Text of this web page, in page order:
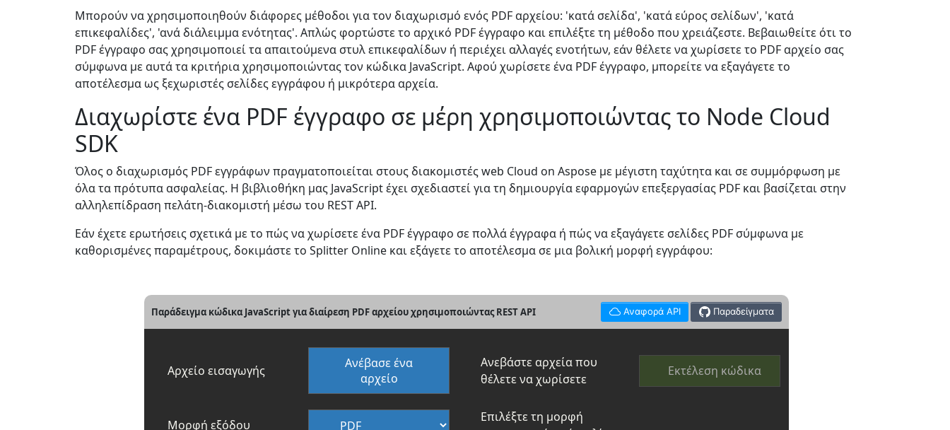
Μπορούν να χρησιμοποιηθούν διάφορες μέθοδοι για τον διαχωρισμό ενός PDF αρχείου: 'κατά σελίδα', 'κατά εύρος σελίδων', 'κατά
επικεφαλίδες', 'ανά διάλειμμα ενότητας'. Απλώς φορτώστε το αρχικό PDF έγγραφο και επιλέξτε τη μέθοδο που χρειάζεστε. Βεβαιωθείτε ότι το
PDF έγγραφο σας χρησιμοποιεί τα απαιτούμενα στυλ επικεφαλίδων ή περιέχει αλλαγές ενοτήτων, εάν θέλετε να χωρίσετε το PDF αρχείο σας
σύμφωνα με αυτά τα κριτήρια χρησιμοποιώντας τον κώδικα JavaScript. Αφού χωρίσετε ένα PDF έγγραφο, μπορείτε να εξαγάγετε το
αποτέλεσμα ως ξεχωριστές σελίδες εγγράφου ή μικρότερα αρχεία.
Διαχωρίστε ένα PDF έγγραφο σε μέρη χρησιμοποιώντας το Node Cloud
SDK
Όλος ο διαχωρισμός PDF εγγράφων πραγματοποιείται στους διακομιστές web Cloud on Aspose με μέγιστη ταχύτητα και σε συμμόρφωση με
όλα τα πρότυπα ασφαλείας. Η βιβλιοθήκη μας JavaScript έχει σχεδιαστεί για τη δημιουργία εφαρμογών επεξεργασίας PDF και βασίζεται στην
αλληλεπίδραση πελάτη-διακομιστή μέσω του REST API.
Εάν έχετε ερωτήσεις σχετικά με το πώς να χωρίσετε ένα PDF έγγραφο σε πολλά έγγραφα ή πώς να εξαγάγετε σελίδες PDF σύμφωνα με
καθορισμένες παραμέτρους, δοκιμάστε το Splitter Online και εξάγετε το αποτέλεσμα σε μια βολική μορφή εγγράφου:
Παράδειγμα κώδικα JavaScript για διαίρεση PDF αρχείου χρησιμοποιώντας REST API Αναφορά API Παραδείγματα
Αρχείο εισαγωγής
Ανέβασε ένα
αρχείο
Ανεβάστε αρχεία που
θέλετε να χωρίσετε
Εκτέλεση κώδικα
Μορφή εξόδου
Επιλέξτε τη μορφή